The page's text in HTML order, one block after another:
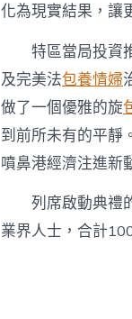
化為現實結果，讓
特區當局投資推
及完美法包養情婦
做了一個優雅的旋
到前所未有的平靜
噴鼻港經濟注進新
列席啟動典禮的
業界人士，合計